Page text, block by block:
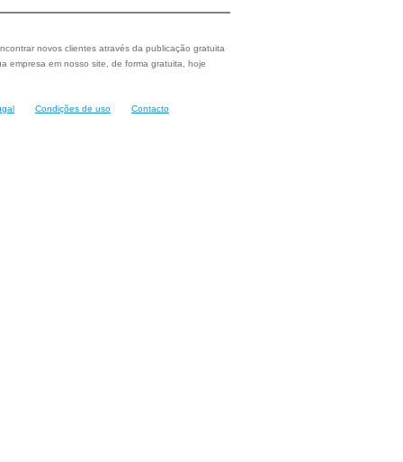
novos clientes através da publicação gratuita
empresa em nosso site, de forma gratuita, hoje
Condições de uso Contacto